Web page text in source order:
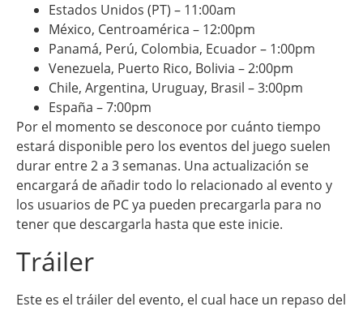
Estados Unidos (PT) – 11:00am
México, Centroamérica – 12:00pm
Panamá, Perú, Colombia, Ecuador – 1:00pm
Venezuela, Puerto Rico, Bolivia – 2:00pm
Chile, Argentina, Uruguay, Brasil – 3:00pm
España – 7:00pm
Por el momento se desconoce por cuánto tiempo
estará disponible pero los eventos del juego suelen
durar entre 2 a 3 semanas. Una actualización se
encargará de añadir todo lo relacionado al evento y
los usuarios de PC ya pueden precargarla para no
tener que descargarla hasta que este inicie.
Tráiler
Este es el tráiler del evento, el cual hace un repaso del